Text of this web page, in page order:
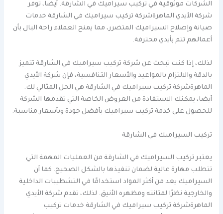
الشركات موثوقية في تركيب سيراميك في الشارقة. أيضا، توفر
شركة الأيدي الماهرةشركة تركيب سيراميك في الشارقة خدمات
صيانة وإصلاح السيراميك المتضرر، مما يمنح العملاء راحة البال بأن
أعمالهم تتم بأيدي محترفة.
لذلك، إذا كنت تبحث عن شركة تركيب سيراميك في الشارقة تتميز
بالدقة والالتزام بالمواعيد والأسعار التنافسية، فإن شركة الأيدي
الماهرةشركة تركيب سيراميك في الشارقة هي الحل المثالي لك.
أيضا، يمكنك الاستفادة من العروض الخاصة التي تقدمها الشركة
للحصول على خدمة تركيب سيراميك بأفضل جودة وبأسعار مناسبة.
تركيب السيراميك في الشارقة
يعتبر تركيب السيراميك في الشارقة من العمليات المهمة التي
تتطلب مهارة عالية لضمان تنفيذها بالشكل الصحيح. كما أن
السيراميك يعد من أكثر المواد استخدامًا في التشطيبات الداخلية
والخارجية نظرًا لمتانته ومظهره الأنيق. لذلك، تقدم شركة الأيدي
الماهرةشركة تركيب سيراميك في الشارقة خدمات تركيب